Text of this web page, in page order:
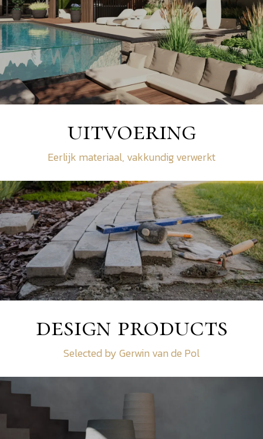
uitvoering
Eerlijk materiaal, vakkundig verwerkt
design products
Selected by Gerwin van de Pol